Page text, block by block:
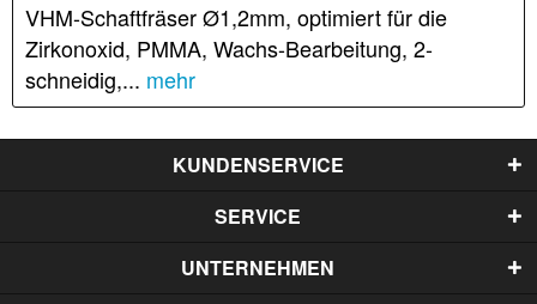
VHM-Schaftfräser Ø1,2mm, optimiert für die
Zirkonoxid, PMMA, Wachs-Bearbeitung, 2-
schneidig,... mehr
KUNDENSERVICE
SERVICE
UNTERNEHMEN